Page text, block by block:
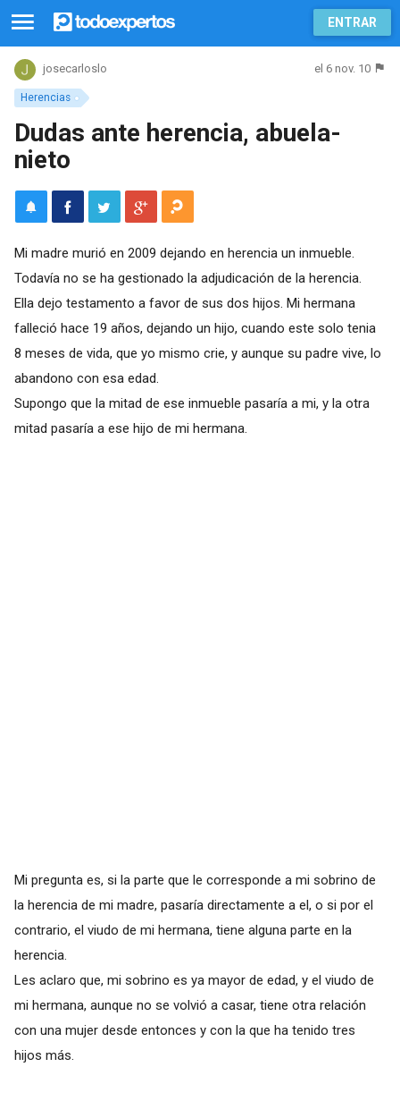
ENTRAR
Herencias
josecarloslo el 6 nov. 10
Dudas ante herencia, abuela-
nieto
Mi madre murió en 2009 dejando en herencia un inmueble.
Todavía no se ha gestionado la adjudicación de la herencia.
Ella dejo testamento a favor de sus dos hijos. Mi hermana
falleció hace 19 años, dejando un hijo, cuando este solo tenia
8 meses de vida, que yo mismo crie, y aunque su padre vive, lo
abandono con esa edad.
Supongo que la mitad de ese inmueble pasaría a mi, y la otra
mitad pasaría a ese hijo de mi hermana.
Mi pregunta es, si la parte que le corresponde a mi sobrino de
la herencia de mi madre, pasaría directamente a el, o si por el
contrario, el viudo de mi hermana, tiene alguna parte en la
herencia.
Les aclaro que, mi sobrino es ya mayor de edad, y el viudo de
mi hermana, aunque no se volvió a casar, tiene otra relación
con una mujer desde entonces y con la que ha tenido tres
hijos más.